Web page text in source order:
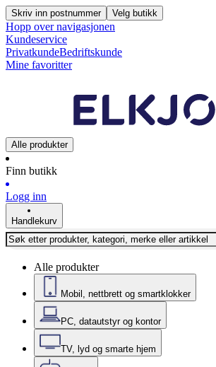
Skriv inn postnummer Velg butikk
Hopp over navigasjonen
Kundeservice
PrivatkundeBedriftskunde
Mine favoritter
Alle produkter
Finn butikk
Logg inn
Handlekurv
Alle produkter
Mobil, nettbrett og smartklokker
PC, datautstyr og kontor
TV, lyd og smarte hjem